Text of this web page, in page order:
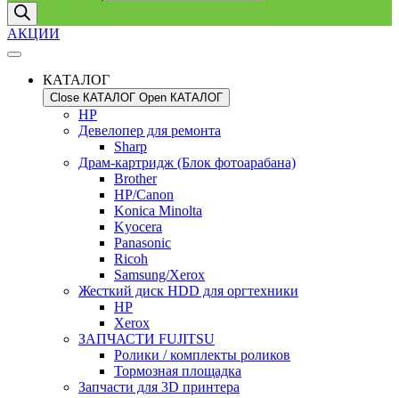
АКЦИИ
КАТАЛОГ
Close КАТАЛОГ Open КАТАЛОГ
HP
Девелопер для ремонта
Sharp
Драм-картридж (Блок фотоарабана)
Brother
HP/Canon
Konica Minolta
Kyocera
Panasonic
Ricoh
Samsung/Xerox
Жесткий диск HDD для оргтехники
HP
Xerox
ЗАПЧАСТИ FUJITSU
Ролики / комплекты роликов
Тормозная площадка
Запчасти для 3D принтера